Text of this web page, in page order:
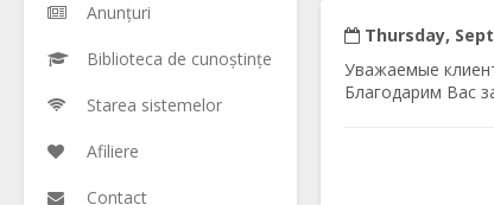
Anunțuri
Biblioteca de cunoștințe
Starea sistemelor
Afiliere
Contact
Thursday,
Уважаемые
Благодарим Вас